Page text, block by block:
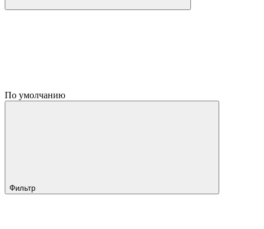
По умолчанию
Фильтр